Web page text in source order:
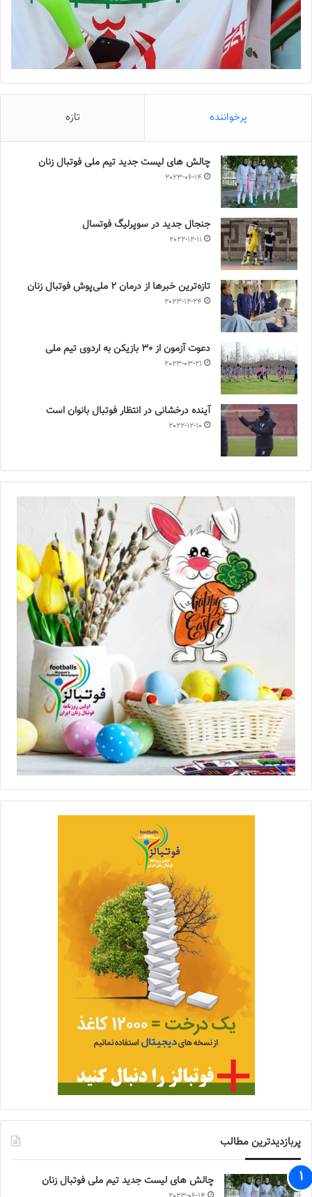
پرخواننده تازه
چالش هاى ليست جدید تيم ملى فوتبال زنان
2023-06-14
جنجال جدید در سوپرلیگ فوتسال
2022-12-11
تازه‌ترین خبرها از درمان ۲ ملی‌پوش فوتبال زنان
2023-12-24
دعوت آزمون از 30 بازیکن به اردوی تیم ملی
2023-03-21
آینده درخشانی در انتظار فوتبال بانوان است
2022-12-10
پربازدیدترین مطالب
چالش هاى ليست جدید تيم ملى فوتبال زنان